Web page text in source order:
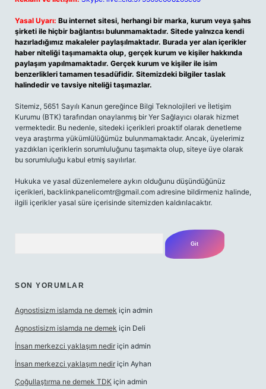
Yasal Uyarı: Bu internet sitesi, herhangi bir marka, kurum veya şahıs
şirketi ile hiçbir bağlantısı bulunmamaktadır. Sitede yalnızca kendi
hazırladığımız makaleler paylaşılmaktadır. Burada yer alan içerikler
haber niteliği taşımamakta olup, gerçek kurum ve kişiler hakkında
paylaşım yapılmamaktadır. Gerçek kurum ve kişiler ile isim
benzerlikleri tamamen tesadüfidir. Sitemizdeki bilgiler taslak
halindedir ve tavsiye niteliği taşımazlar.
Sitemiz, 5651 Sayılı Kanun gereğince Bilgi Teknolojileri ve İletişim
Kurumu (BTK) tarafından onaylanmış bir Yer Sağlayıcı olarak hizmet
vermektedir. Bu nedenle, sitedeki içerikleri proaktif olarak denetleme
veya araştırma yükümlülüğümüz bulunmamaktadır. Ancak, üyelerimiz
yazdıkları içeriklerin sorumluluğunu taşımakta olup, siteye üye olarak
bu sorumluluğu kabul etmiş sayılırlar.
Hukuka ve yasal düzenlemelere aykırı olduğunu düşündüğünüz
içerikleri, backlinkpanelicomtr@gmail.com adresine bildirmeniz halinde,
ilgili içerikler yasal süre içerisinde sitemizden kaldırılacaktır.
SON YORUMLAR
Agnostisizm islamda ne demek için admin
Agnostisizm islamda ne demek için Deli
İnsan merkezci yaklaşım nedir için admin
İnsan merkezci yaklaşım nedir için Ayhan
Çoğullaştırma ne demek TDK için admin